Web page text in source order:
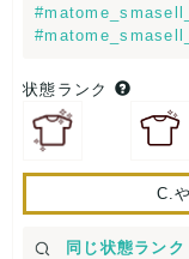
状態ランク
C.
同じ状態ランク